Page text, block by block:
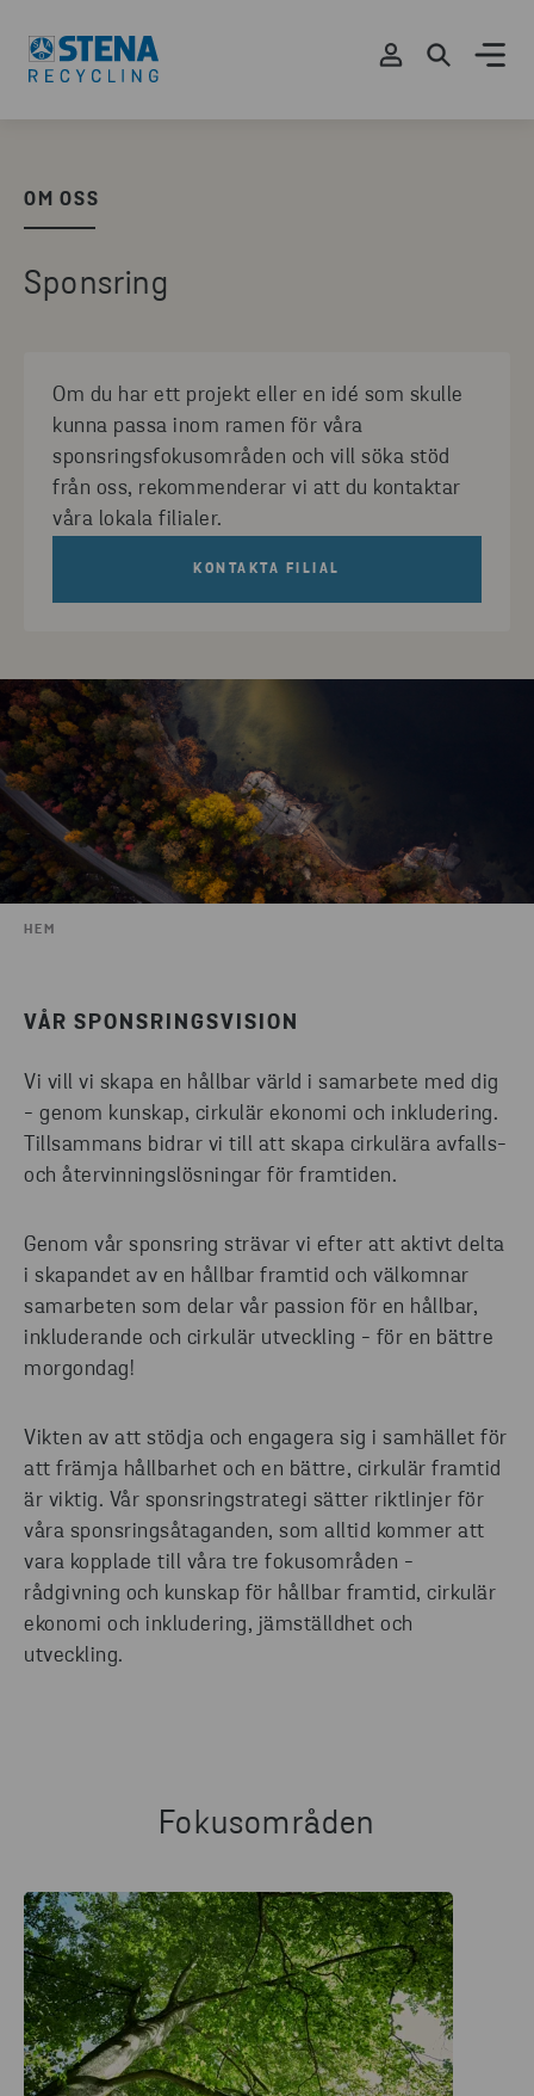
OM OSS
Sponsring
Om du har ett projekt eller en idé som skulle
kunna passa inom ramen för våra
sponsringsfokusområden och vill söka stöd
från oss, rekommenderar vi att du kontaktar
våra lokala filialer.
KONTAKTA FILIAL
HEM
VÅR SPONSRINGSVISION
Vi vill vi skapa en hållbar värld i samarbete med dig
- genom kunskap, cirkulär ekonomi och inkludering.
Tillsammans bidrar vi till att skapa cirkulära avfalls-
och återvinningslösningar för framtiden.
Genom vår sponsring strävar vi efter att aktivt delta
i skapandet av en hållbar framtid och välkomnar
samarbeten som delar vår passion för en hållbar,
inkluderande och cirkulär utveckling - för en bättre
morgondag!
Vikten av att stödja och engagera sig i samhället för
att främja hållbarhet och en bättre, cirkulär framtid
är viktig. Vår sponsringstrategi sätter riktlinjer för
våra sponsringsåtaganden, som alltid kommer att
vara kopplade till våra tre fokusområden -
rådgivning och kunskap för hållbar framtid, cirkulär
ekonomi och inkludering, jämställdhet och
utveckling.
Fokusområden